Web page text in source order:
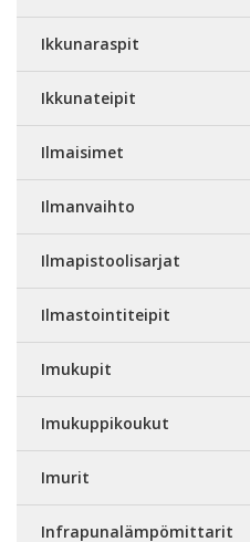
Ikkunaraspit
Ikkunateipit
Ilmaisimet
Ilmanvaihto
Ilmapistoolisarjat
Ilmastointiteipit
Imukupit
Imukuppikoukut
Imurit
Infrapunalämpömittarit